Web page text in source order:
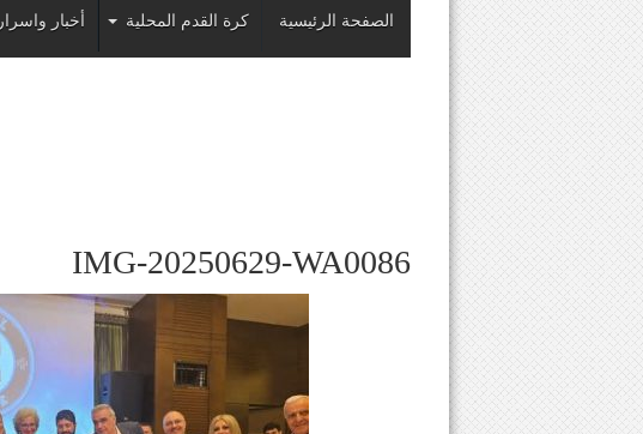
الصفحة الرئيسية كرة القدم المحلية أخبار واسرار
IMG-20250629-WA0086